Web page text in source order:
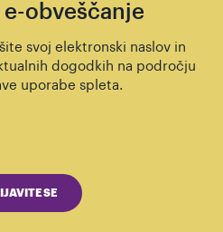
e-obveščanje
svoj elektronski naslov in
dogodkih na področju
uporabe spleta.
SE